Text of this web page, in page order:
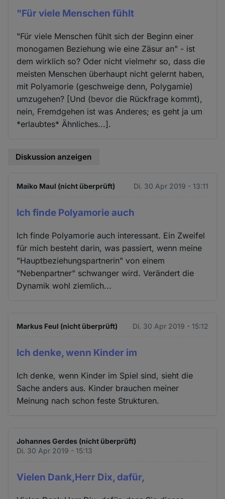
"Für viele Menschen fühlt
"Für viele Menschen fühlt sich der Beginn einer
monogamen Beziehung wie eine Zäsur an" - ist
dem wirklich so? Oder nicht vielmehr so, dass die
meisten Menschen überhaupt nicht gelernt haben,
mit Polyamorie (geschweige denn, Polygamie)
umzugehen? [Und (bevor die Rückfrage kommt),
nein, Fremdgehen ist was Anderes; es geht ja um
*erlaubtes* Ähnliches...].
Diskussion anzeigen
Maiko Maul (nicht überprüft) Di. 30 Apr 2019 - 13:11
Ich finde Polyamorie auch
Ich finde Polyamorie auch interessant. Ein Zweifel
für mich besteht darin, was passiert, wenn meine
"Hauptbeziehungspartnerin" von einem
"Nebenpartner" schwanger wird. Verändert die
Dynamik wohl ziemlich...
Markus Feul (nicht überprüft) Di. 30 Apr 2019 - 15:12
Ich denke, wenn Kinder im
Ich denke, wenn Kinder im Spiel sind, sieht die
Sache anders aus. Kinder brauchen meiner
Meinung nach schon feste Strukturen.
Johannes Gerdes (nicht überprüft)
Di. 30 Apr 2019 - 15:13
Vielen Dank,Herr Dix, dafür,